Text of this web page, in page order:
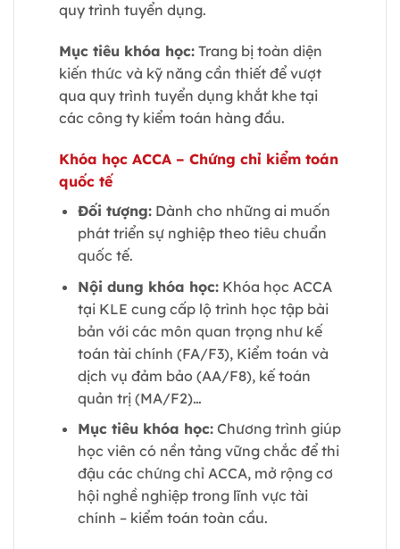
quy trình tuyển dụng.
Mục tiêu khóa học: Trang bị toàn diện
kiến thức và kỹ năng cần thiết để vượt
qua quy trình tuyển dụng khắt khe tại
các công ty kiểm toán hàng đầu.
Khóa học ACCA – Chứng chỉ kiểm toán
quốc tế
Đối tượng:Dành cho những ai muốn
phát triển sự nghiệp theo tiêu chuẩn
quốc tế.
Nội dung khóa học:Khóa học ACCA
tại KLE cung cấp lộ trình học tập bài
bản với các môn quan trọng như kế
toán tài chính (FA/F3), Kiểm toán và
dịch vụ đảm bảo (AA/F8), kế toán
quản trị (MA/F2)…
Mục tiêu khóa học:Chương trình giúp
học viên có nền tảng vững chắc để thi
đậu các chứng chỉ ACCA, mở rộng cơ
hội nghề nghiệp trong lĩnh vực tài
chính – kiểm toán toàn cầu.